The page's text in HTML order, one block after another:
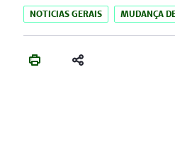
NOTICIAS GERAIS MUDANÇA